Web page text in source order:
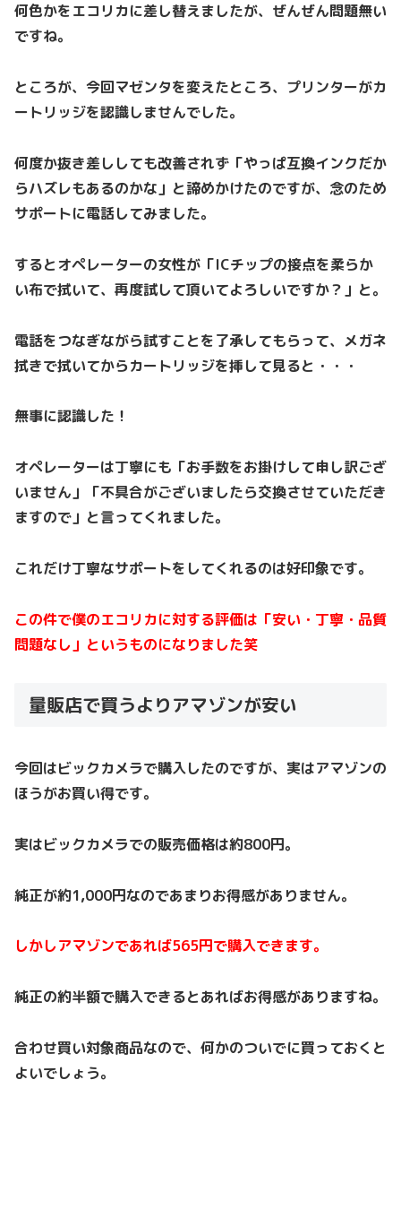
何色かをエコリカに差し替えましたが、ぜんぜん問題無い
ですね。
ところが、今回マゼンタを変えたところ、プリンターがカ
ートリッジを認識しませんでした。
何度か抜き差ししても改善されず「やっぱ互換インクだか
らハズレもあるのかな」と諦めかけたのですが、念のため
サポートに電話してみました。
するとオペレーターの女性が「ICチップの接点を柔らか
い布で拭いて、再度試して頂いてよろしいですか？」と。
電話をつなぎながら試すことを了承してもらって、メガネ
拭きで拭いてからカートリッジを挿して見ると・・・
無事に認識した！
オペレーターは丁寧にも「お手数をお掛けして申し訳ござ
いません」「不具合がございましたら交換させていただき
ますので」と言ってくれました。
これだけ丁寧なサポートをしてくれるのは好印象です。
この件で僕のエコリカに対する評価は「安い・丁寧・品質
問題なし」というものになりました笑
量販店で買うよりアマゾンが安い
今回はビックカメラで購入したのですが、実はアマゾンの
ほうがお買い得です。
実はビックカメラでの販売価格は約800円。
純正が約1,000円なのであまりお得感がありません。
しかしアマゾンであれば565円で購入できます。
純正の約半額で購入できるとあればお得感がありますね。
合わせ買い対象商品なので、何かのついでに買っておくと
よいでしょう。